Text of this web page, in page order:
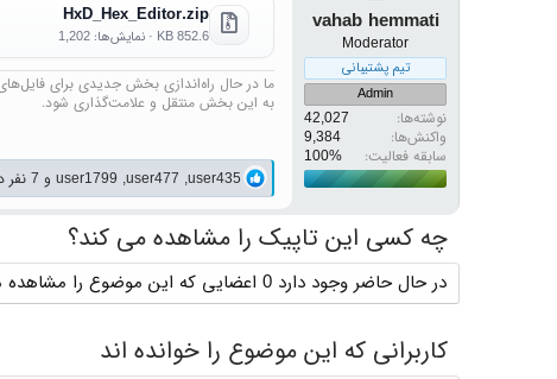
vahab hemmati
Moderator
تیم پشتیبانی
Admin
نوشته‌ها
42,027
واکنش‌ها
9,384
سابقه فعالیت:
HxD_Hex_Editor.zip
852.6 KB · نمایش‌ها: 1,202
ما در حال راه‌اندازی بخش جدیدی برای
به این بخش منتقل و علامت‌گذاری شود.
واکنش‌ها:
user435
,
user477
,
user1799 و 7 نفر دیگر
چه کسی این تاپیک را مشاهده می کند؟
در حال حاضر وجود دارد 0 اعضایی که این موضوع را مشاهده می کنند
کاربرانی که این موضوع را خوانده اند